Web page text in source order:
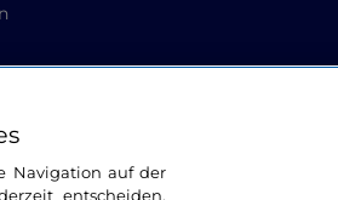
Navigation auf der
entscheiden,